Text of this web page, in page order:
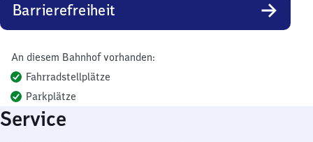
Barrierefreiheit
An diesem Bahnhof vorhanden:
Fahrradstellplätze
Parkplätze
Service